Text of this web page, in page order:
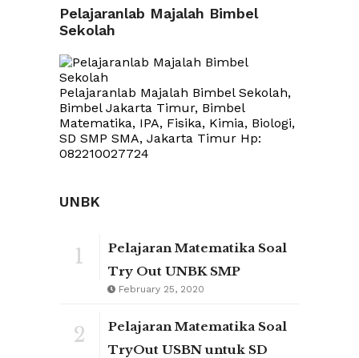
Pelajaranlab Majalah Bimbel
Sekolah
Pelajaranlab Majalah Bimbel Sekolah,
Bimbel Jakarta Timur, Bimbel
Matematika, IPA, Fisika, Kimia, Biologi,
SD SMP SMA, Jakarta Timur Hp:
082210027724
UNBK
1
Pelajaran Matematika Soal
Try Out UNBK SMP
February 25, 2020
2
Pelajaran Matematika Soal
TryOut USBN untuk SD